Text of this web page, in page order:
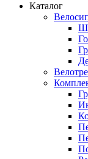
Каталог